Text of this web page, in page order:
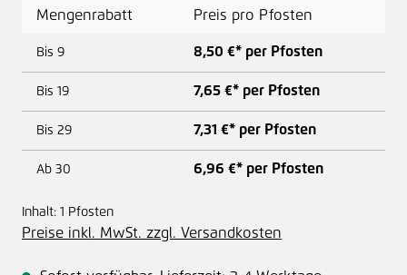
Mengenrabatt Preis pro Pfosten
Bis 9 8,50 €* per Pfosten
Bis 19 7,65 €* per Pfosten
Bis 29 7,31 €* per Pfosten
Ab 30 6,96 €* per Pfosten
Inhalt: 1 Pfosten
Preise inkl. MwSt. zzgl. Versandkosten